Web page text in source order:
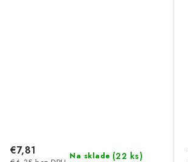
Na sklade (22 ks)
€7,81